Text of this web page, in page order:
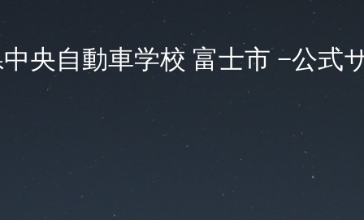
央自動車学校 富士市 −公式